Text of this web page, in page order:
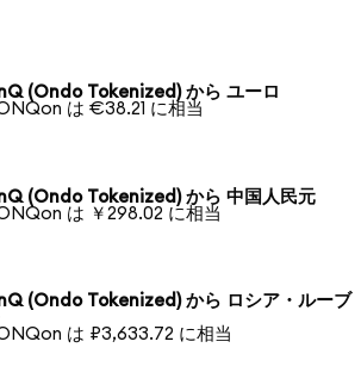
(Ondo Tokenized) から ユーロ
は €38.21 に相当
(Ondo Tokenized) から 中国人民元
は ￥298.02 に相当
(Ondo Tokenized) から ロシア・ルーブ
は ₽3,633.72 に相当